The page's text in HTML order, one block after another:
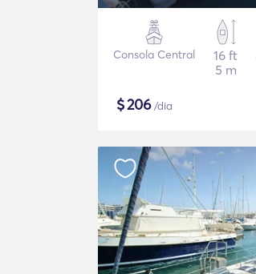
Consola Central
16 ft
5 m
$206/dia